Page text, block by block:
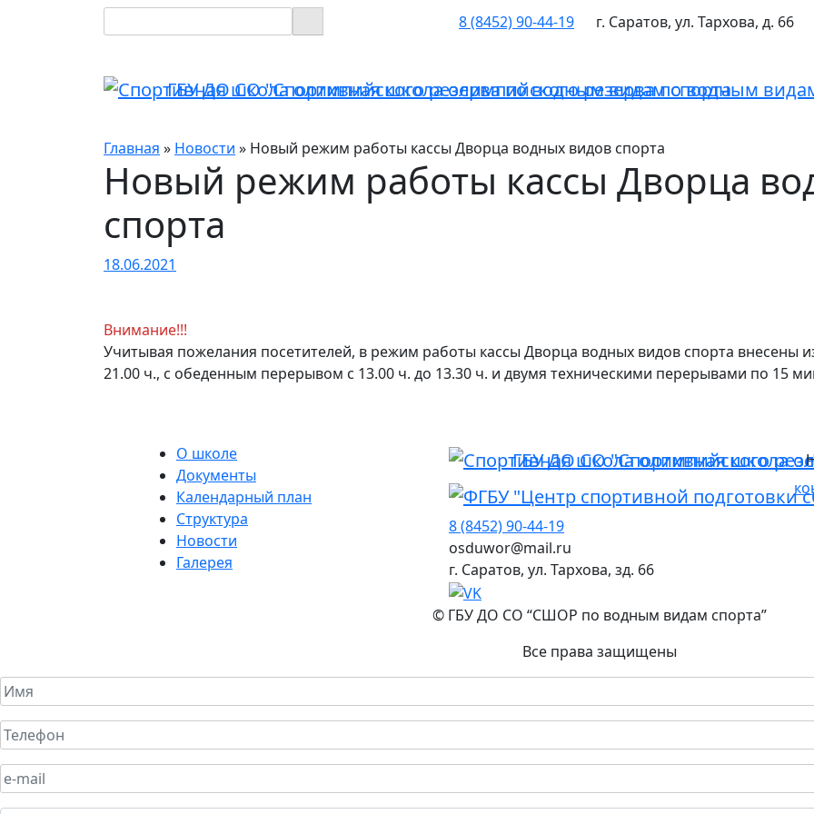
8 (8452) 90-44-19 г. Саратов, ул. Тархова, д. 66
ГБУ ДО СО "Спортивная школа олимпийского резерва по водным
Главная » Новости » Новый режим работы кассы Дворца водных видов спорта
Новый режим работы кассы Дворца
спорта
18.06.2021
Внимание!!!
Учитывая пожелания посетителей, в режим работы кассы Дворца водных видов спорта внесены
21.00 ч., с обеденным перерывом с 13.00 ч. до 13.30 ч. и двумя техническими перерывами по 15
О школе
Документы
Календарный план
Структура
Новости
Галерея
ГБУ ДО СО "Спортивная школа
ФГБУ "Центр спортивной подготовки
8 (8452) 90-44-19
osduwor@mail.ru
г. Саратов, ул. Тархова, зд. 66
© ГБУ ДО СО “СШОР по водным видам спорта”
Все права защищены